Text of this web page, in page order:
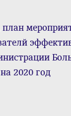
план
2020 год